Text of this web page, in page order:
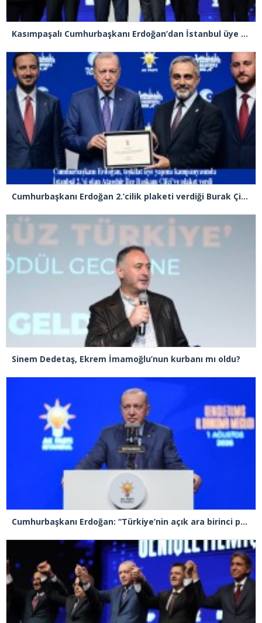
Kasımpaşalı Cumhurbaşkanı Erdoğan’dan İstanbul üye birincisi Beyoğlu İlçe Başkanı Kasım Fırat’a plaket
Cumhurbaşkanı Erdoğan 2.’cilik plaketi verdiği Burak Çifci’den Ataşehir seçimlerini kazanma sözünü aldı
Sinem Dedetaş, Ekrem İmamoğlu’nun kurbanı mı oldu?
Cumhurbaşkanı Erdoğan: “Türkiye’nin açık ara birinci partisiyiz”